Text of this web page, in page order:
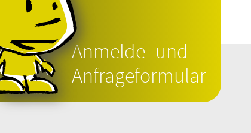
Anmelde- und
Anfrageformular